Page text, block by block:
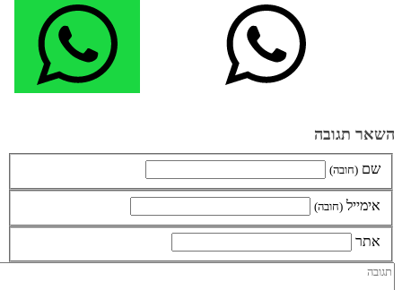
השאר תגובה
שם (חובה)
אימייל (חובה)
אתר